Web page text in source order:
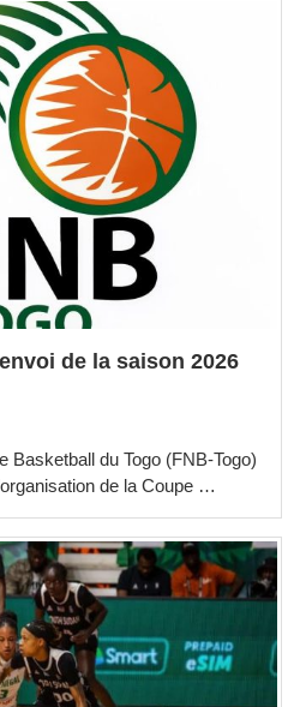
de la saison 2026
Basketball du Togo (FNB-Togo)
de la Coupe …